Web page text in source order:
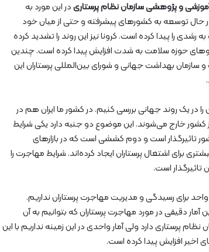
و پژوهشی سازمان نظام پرستاریدر این مورد به
حال توسعه به کشورهای پیشرفته و حتی از میان خود
را پیدا کرده است. کرونا نیز این روند را تشدید کرده
حوزه سلامت به شدت افزایش پیدا کرده است. چندین
سازمان بهداشت جهانی و شورای بین‌المللی پرستاران این
در یک روند جهانی بررسی کنیم. در کشور ما ایران هم در
کشور خارج می‌شوند. این موضوع دو جنبه دارد یکی شرایط
تاثیرگذار است و دوم کششی است که در بازارهای
برای اشتغال پرستاران ایجاد کرده‌اند. شرایط مهاجرت را
تاثیرگذار است.
برای رسیدگی و مدیریت مهاجرت پرستاران نداریم.
آمار دقیقی در مورد مهاجرت پرستاران که بتوانیم به آن
پرستاری دارد ولی آمار واحدی در این زمینه نداریم با این
افزایش پیدا کرده است.